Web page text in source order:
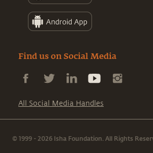
Find us on Social Media
All Social Media Handles
© 1999 - 2026 Isha Foundation. All Rights